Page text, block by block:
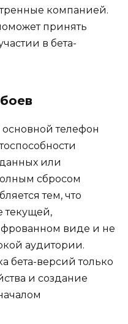
компанией.
принять
в бета-
основной телефон
или
сбросом
тем, что
текущей,
виде и не
аудитории.
бета-версий только
и создание